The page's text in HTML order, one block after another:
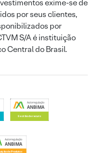
exime-se de
por seus clientes,
por
S/A é instituição
Central do Brasil.